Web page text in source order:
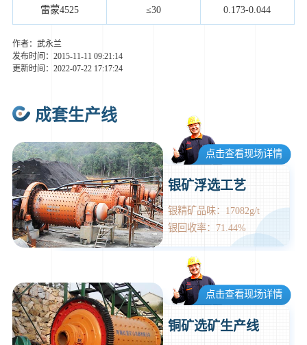
雷蒙4525 ≤30 0.173-0.044
作者：武永兰
发布时间：2015-11-11 09:21:14
更新时间：2022-07-22 17:17:24
成套生产线
点击查看现场详情
银矿浮选工艺
银精矿品味：17082g/t
银回收率：71.44%
点击查看现场详情
铜矿选矿生产线